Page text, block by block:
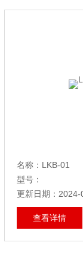
名称：LKB-01
型号：
更新日期：2024-
查看详情